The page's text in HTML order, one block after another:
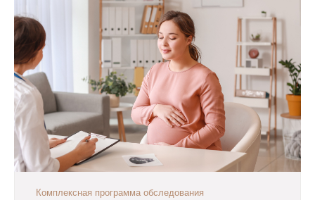
Комплексная программа обследования